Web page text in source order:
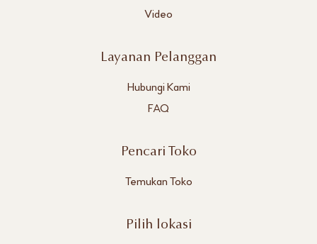
Video
Layanan Pelanggan
Hubungi Kami
FAQ
Pencari Toko
Temukan Toko
Pilih lokasi